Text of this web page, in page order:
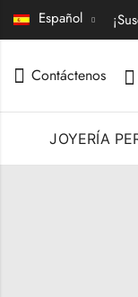
Español
Contáctenos
JOYERÍA